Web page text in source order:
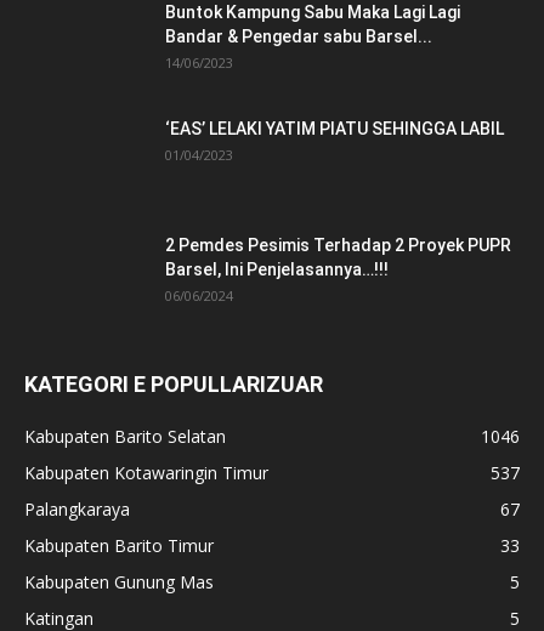
Buntok Kampung Sabu Maka Lagi Lagi
Bandar & Pengedar sabu Barsel...
14/06/2023
‘EAS’ LELAKI YATIM PIATU SEHINGGA LABIL
01/04/2023
2 Pemdes Pesimis Terhadap 2 Proyek PUPR
Barsel, Ini Penjelasannya…!!!
06/06/2024
KATEGORI E POPULLARIZUAR
Kabupaten Barito Selatan
1046
Kabupaten Kotawaringin Timur
537
Palangkaraya
67
Kabupaten Barito Timur
33
Kabupaten Gunung Mas
5
Katingan
5